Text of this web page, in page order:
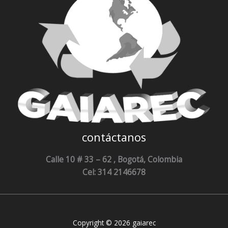
contáctanos
Calle 10 # 33 – 62 , Bogotá, Colombia
Cel: 314 2146678
Copyright © 2026 gaiarec